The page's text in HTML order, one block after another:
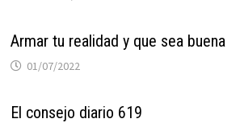
Armar tu realidad y que sea buena
01/07/2022
El consejo diario 619